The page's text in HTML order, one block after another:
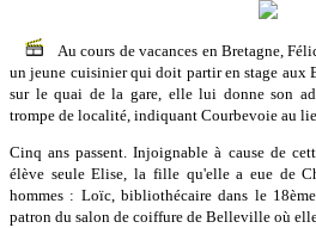
Au cours de vacances en Bretagne,
un jeune cuisinier qui doit partir en stage aux
sur le quai de la gare, elle lui donne son
trompe de localité, indiquant Courbevoie au
Cinq ans passent. Injoignable à cause de
élève seule Elise, la fille qu'elle a eue de
hommes : Loïc, bibliothécaire dans le
patron du salon de coiffure de Belleville où